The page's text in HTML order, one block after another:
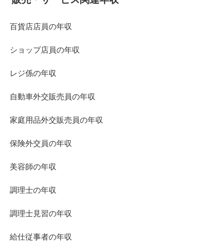
百貨店店員の年収
ショップ店員の年収
レジ係の年収
自動車外交販売員の年収
家庭用品外交販売員の年収
保険外交員の年収
美容師の年収
調理士の年収
調理士見習の年収
給仕従事者の年収